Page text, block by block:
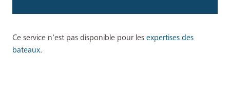
Ce service n'est pas disponible pour les expertises des
bateaux.